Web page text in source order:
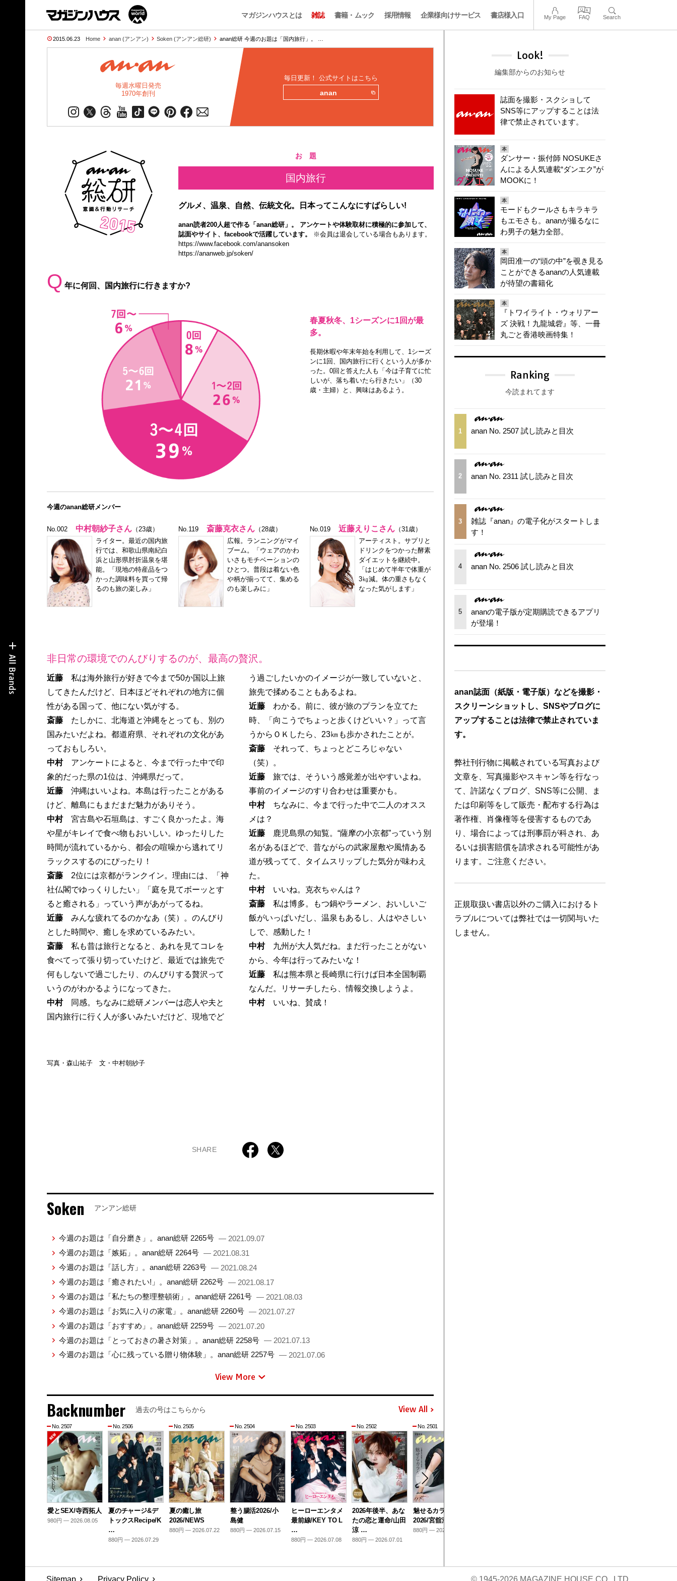
マガジンハウスとは 雑誌 書籍・ムック 採用情報 企業様向けサービス 書店様入口 My Page FAQ Search
2015.06.23 Home anan (アンアン) Soken (アンアン総研) anan総研 今週のお題は「国内旅行」。 …
毎週水曜日発売
1970年創刊
毎日更新！ 公式サイトはこちら
anan
お 題
国内旅行
グルメ、温泉、自然、伝統文化。日本ってこんなにすばらしい!
anan読者200人超で作る「anan総研」。 アンケートや体験取材に積極的に参加して、
誌面やサイト、facebookで活躍しています。
※会員は退会している場合もあります。
https://www.facebook.com/anansoken
https://ananweb.jp/soken/
Q 年に何回、国内旅行に行きますか?
春夏秋冬、1シーズンに1回が最
多。
長期休暇や年末年始を利用して、1シーズ
ンに1回、国内旅行に行くという人が多か
った。0回と答えた人も「今は子育てに忙
しいが、落ち着いたら行きたい」（30
歳・主婦）と、興味はあるよう。
今週のanan総研メンバー
No.002 中村朝紗子さん（23歳）
ライター。最近の国内旅
行では、和歌山県南紀白
浜と山形県肘折温泉を堪
能。「現地の特産品をつ
かった調味料を買って帰
るのも旅の楽しみ」
No.119 斎藤克衣さん（28歳）
広報。ランニングがマイ
ブーム。「ウェアのかわ
いさもモチベーションの
ひとつ。普段は着ない色
や柄が揃ってて、集める
のも楽しみに」
No.019 近藤えりこさん（31歳）
アーティスト。サプリと
ドリンクをつかった酵素
ダイエットを継続中。
「はじめて半年で体重が
3㎏減。体の重さもなく
なった気がします」
非日常の環境でのんびりするのが、最高の贅沢。
近藤私は海外旅行が好きで今まで50か国以上旅
してきたんだけど、日本ほどそれぞれの地方に個
性がある国って、他にない気がする。
斎藤たしかに、北海道と沖縄をとっても、別の
国みたいだよね。都道府県、それぞれの文化があ
っておもしろい。
中村アンケートによると、今まで行った中で印
象的だった県の1位は、沖縄県だって。
近藤沖縄はいいよね。本島は行ったことがある
けど、離島にもまだまだ魅力がありそう。
中村宮古島や石垣島は、すごく良かったよ。海
や星がキレイで食べ物もおいしい。ゆったりした
時間が流れているから、都会の喧噪から逃れてリ
ラックスするのにぴったり！
斎藤2位には京都がランクイン。理由には、「神
社仏閣でゆっくりしたい」「庭を見てボーッとす
ると癒される」っていう声があがってるね。
近藤みんな疲れてるのかなあ（笑）。のんびり
とした時間や、癒しを求めているみたい。
斎藤私も昔は旅行となると、あれを見てコレを
食べてって張り切っていたけど、最近では旅先で
何もしないで過ごしたり、のんびりする贅沢って
いうのがわかるようになってきた。
中村同感。ちなみに総研メンバーは恋人や夫と
国内旅行に行く人が多いみたいだけど、現地でど
う過ごしたいかのイメージが一致していないと、
旅先で揉めることもあるよね。
近藤 わかる。前に、彼が旅のプランを立てた
時、「向こうでちょっと歩くけどいい？」って言
うからＯＫしたら、23㎞も歩かされたことが。
斎藤 それって、ちょっとどころじゃない
（笑）。
近藤 旅では、そういう感覚差が出やすいよね。
事前のイメージのすり合わせは重要かも。
中村ちなみに、今まで行った中で二人のオスス
メは？
近藤 鹿児島県の知覧。“薩摩の小京都”っていう別
名があるほどで、昔ながらの武家屋敷や風情ある
道が残ってて、タイムスリップした気分が味わえ
た。
中村いいね。克衣ちゃんは？
斎藤 私は博多。もつ鍋やラーメン、おいしいご
飯がいっぱいだし、温泉もあるし、人はやさしい
しで、感動した！
中村九州が大人気だね。まだ行ったことがない
から、今年は行ってみたいな！
近藤 私は熊本県と長崎県に行けば日本全国制覇
なんだ。リサーチしたら、情報交換しようよ。
中村いいね、賛成！
写真・森山祐子 文・中村朝紗子
SHARE
Soken アンアン総研
今週のお題は「自分磨き」。anan総研 2265号 — 2021.09.07
今週のお題は「嫉妬」。anan総研 2264号 — 2021.08.31
今週のお題は「話し方」。anan総研 2263号 — 2021.08.24
今週のお題は「癒されたい!」。anan総研 2262号 — 2021.08.17
今週のお題は「私たちの整理整頓術」。anan総研 2261号 — 2021.08.03
今週のお題は「お気に入りの家電」。anan総研 2260号 — 2021.07.27
今週のお題は「おすすめ」。anan総研 2259号 — 2021.07.20
今週のお題は「とっておきの暑さ対策」。anan総研 2258号 — 2021.07.13
今週のお題は「心に残っている贈り物体験」。anan総研 2257号 — 2021.07.06
View More
Backnumber 過去の号はこちらから View All
No. 2507
愛とSEX/寺西拓人
980円 — 2026.08.05
No. 2506
夏のチャージ&デ
トックスRecipe/K
…
880円 — 2026.07.29
No. 2505
夏の癒し旅
2026/NEWS
880円 — 2026.07.22
No. 2504
整う腸活2026/小
島健
880円 — 2026.07.15
No. 2503
ヒーローエンタメ
最前線/KEY TO L
…
880円 — 2026.07.08
No. 2502
2026年後半、あな
たの恋と運命/山田
涼 …
880円 — 2026.07.01
No. 2501
魅せるカラダ
2026/宮舘涼太
880円 — 2026.06.24
Look!
編集部からのお知らせ
誌面を撮影・スクショして
SNS等にアップすることは法
律で禁止されています。
本
ダンサー・振付師 NOSUKEさ
んによる人気連載“ダンエク”が
MOOKに！
本
モードもクールさもキラキラ
もエモさも。ananが撮るなに
わ男子の魅力全部。
本
岡田准一の“頭の中”を覗き見る
ことができるananの人気連載
が待望の書籍化
本
『トワイライト・ウォリアー
ズ 決戦！九龍城砦』等、一冊
丸ごと香港映画特集！
Ranking
今読まれてます
1 anan No. 2507 試し読みと目次
2 anan No. 2311 試し読みと目次
3
雑誌『anan』の電子化がスタートしま
す！
4 anan No. 2506 試し読みと目次
5
ananの電子版が定期購読できるアプリ
が登場！
anan誌面（紙版・電子版）などを撮影・
スクリーンショットし、SNSやブログに
アップすることは法律で禁止されていま
す。
弊社刊行物に掲載されている写真および
文章を、写真撮影やスキャン等を行なっ
て、許諾なくブログ、SNS等に公開、ま
たは印刷等をして販売・配布する行為は
著作権、肖像権等を侵害するものであ
り、場合によっては刑事罰が科され、あ
るいは損害賠償を請求される可能性があ
ります。ご注意ください。
正規取扱い書店以外のご購入におけるト
ラブルについては弊社では一切関与いた
しません。
Sitemap Privacy Policy © 1945-2026 MAGAZINE HOUSE CO., LTD.